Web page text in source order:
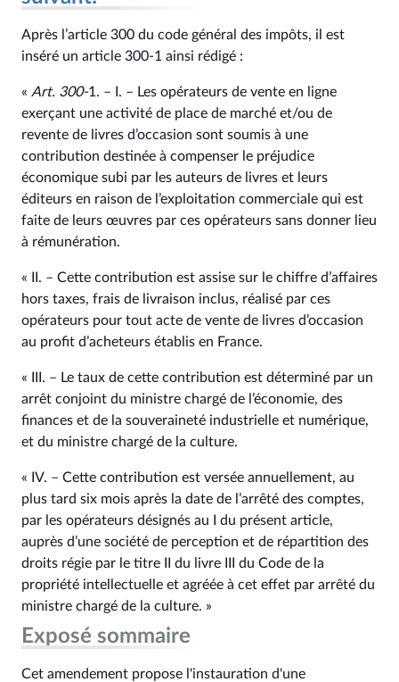
Après l’article 300 du code général des impôts, il est
inséré un article 300‑1 ainsi rédigé :
« Art. 300‑1. – I. – Les opérateurs de vente en ligne
exerçant une activité de place de marché et/ou de
revente de livres d’occasion sont soumis à une
contribution destinée à compenser le préjudice
économique subi par les auteurs de livres et leurs
éditeurs en raison de l’exploitation commerciale qui est
faite de leurs œuvres par ces opérateurs sans donner lieu
à rémunération.
« II. – Cette contribution est assise sur le chiffre d’affaires
hors taxes, frais de livraison inclus, réalisé par ces
opérateurs pour tout acte de vente de livres d’occasion
au profit d’acheteurs établis en France.
« III. – Le taux de cette contribution est déterminé par un
arrêt conjoint du ministre chargé de l’économie, des
finances et de la souveraineté industrielle et numérique,
et du ministre chargé de la culture.
« IV. – Cette contribution est versée annuellement, au
plus tard six mois après la date de l’arrêté des comptes,
par les opérateurs désignés au I du présent article,
auprès d’une société de perception et de répartition des
droits régie par le titre II du livre III du Code de la
propriété intellectuelle et agréée à cet effet par arrêté du
ministre chargé de la culture. »
Exposé sommaire
Cet amendement propose l'instauration d'une